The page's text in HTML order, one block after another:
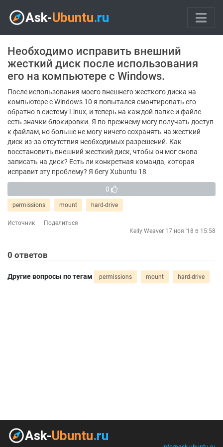
Необходимо исправить внешний
жесткий диск после использования
его на компьютере с Windows.
После использования моего внешнего жесткого диска на
компьютере с Windows 10 я попытался смонтировать его
обратно в систему Linux, и теперь на каждой папке и файле
есть значки блокировки. Я по-прежнему могу получать доступ
к файлам, но больше не могу ничего сохранять на жесткий
диск из-за отсутствия необходимых разрешений. Как
восстановить внешний жесткий диск, чтобы он мог снова
записать на диск? Есть ли конкретная команда, которая
исправит эту проблему? Я бегу Xubuntu 18
0
permissions mount hard-drive
Источник
Поделиться
Kelly Weaver 17 ноя '18 в 15:58
0 ответов
Другие вопросы по тегам permissions mount hard-drive